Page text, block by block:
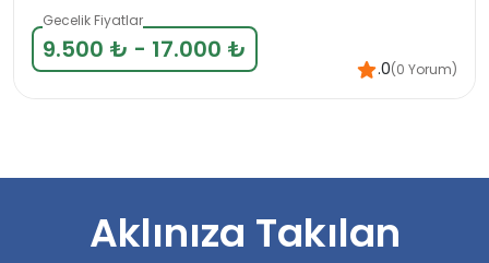
Gecelik Fiyatlar
9.500 ₺ - 17.000 ₺
.0(0 Yorum)
Aklınıza Takılan